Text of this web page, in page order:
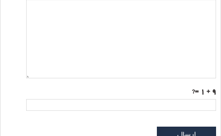
9 + 1
=?